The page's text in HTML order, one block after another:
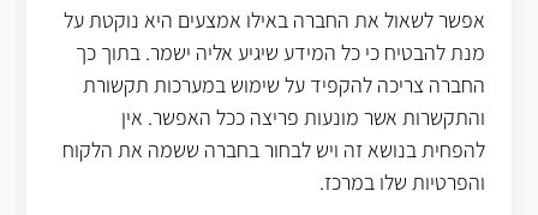
אפשר לשאול את החברה באילו אמצעים היא נוקטת על
מנת להבטיח כי כל המידע שיגיע אליה ישמר. בתוך כך
החברה צריכה להקפיד על שימוש במערכות תקשורת
והתקשרות אשר מונעות פריצה ככל האפשר. אין
להפחית בנושא זה ויש לבחור בחברה ששמה את הלקוח
והפרטיות שלו במרכז.